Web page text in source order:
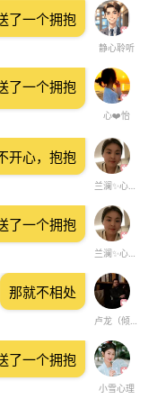
静心聆听
了一个拥抱
心❤️怡
了一个拥抱
兰澜✨心灵成长
开心，抱抱
兰澜✨心灵成长
了一个拥抱
卢龙（倾听）
那就不相处
小雪心理
了一个拥抱